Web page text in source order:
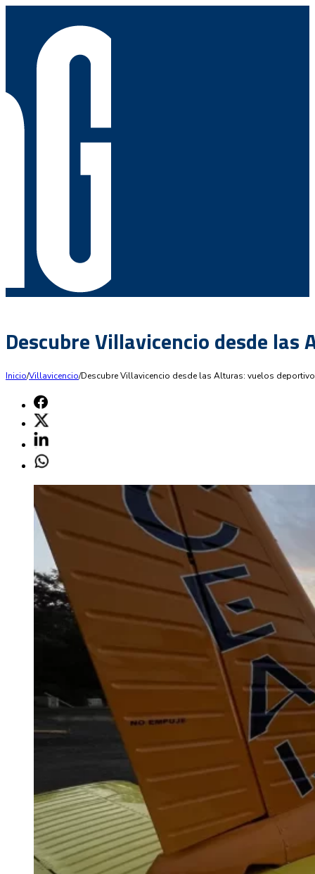
Descubre Villavicencio desde las
Inicio/Villavicencio/Descubre Villavicencio desde las Alturas: vuelos